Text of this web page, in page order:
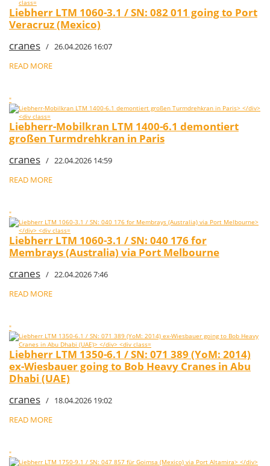
Liebherr LTM 1060-3.1 / SN: 082 011 going to Port
Veracruz (Mexico)
cranes / 26.04.2026 16:07
READ MORE
"
Liebherr-Mobilkran LTM 1400-6.1 demontiert
großen Turmdrehkran in Paris
cranes / 22.04.2026 14:59
READ MORE
"
Liebherr LTM 1060-3.1 / SN: 040 176 for
Membrays (Australia) via Port Melbourne
cranes / 22.04.2026 7:46
READ MORE
"
Liebherr LTM 1350-6.1 / SN: 071 389 (YoM: 2014)
ex-Wiesbauer going to Bob Heavy Cranes in Abu
Dhabi (UAE)
cranes / 18.04.2026 19:02
READ MORE
"